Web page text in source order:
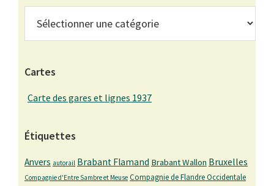
Cartes
Carte des gares et lignes 1937
Étiquettes
Anvers autorail Brabant Flamand Brabant Wallon Bruxelles
Compagnie d'Entre Sambre et Meuse Compagnie de Flandre Occidentale